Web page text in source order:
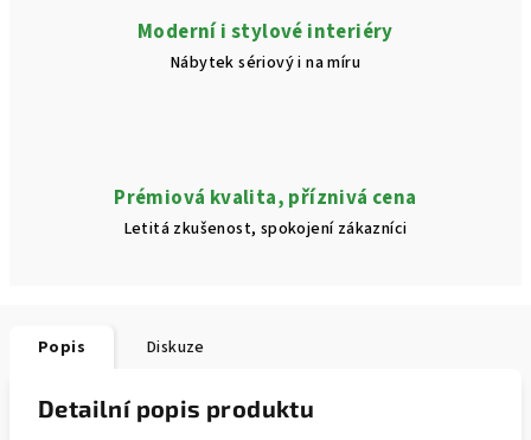
Moderní i stylové interiéry
Nábytek sériový i na míru
Prémiová kvalita, příznivá cena
Letitá zkušenost, spokojení zákazníci
Popis Diskuze
Detailní popis produktu